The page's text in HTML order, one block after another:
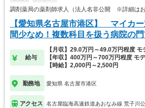
調剤薬局の薬剤師求人（法人名非公開 ※詳細はお
【愛知県名古屋市港区】 マイカ
間少なめ！複数科目を扱う病院の門
給与
【月収】29.0万円～49.0万円程度 モ
【年収】400万円～700万円程度 モ
【時給】2,000円～2,500円
勤務地 愛知県 名古屋市港区
アクセス 名古屋臨海高速鉄道あおなみ線 荒子川